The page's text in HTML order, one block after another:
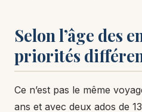
Selon l’âge des
priorités
Ce n’est pas le même
ans et avec deux ados de